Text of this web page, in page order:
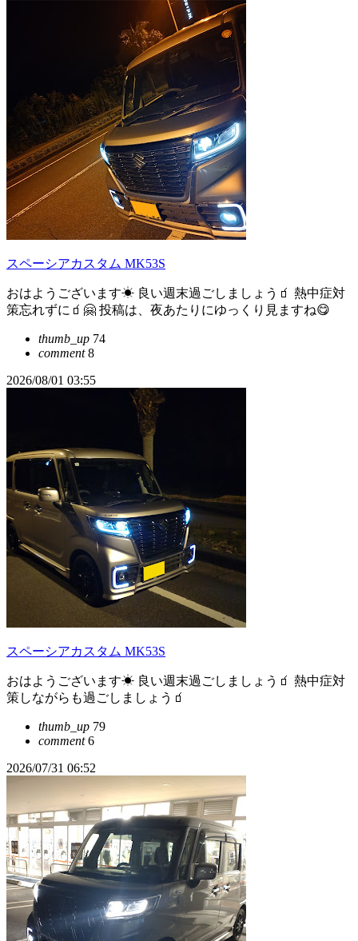
スペーシアカスタム MK53S
おはようございます☀ 良い週末過ごしましょう🧃 熱中症対
策忘れずに🧃🤗 投稿は、夜あたりにゆっくり見ますね😋
thumb_up 74
comment8
2026/08/01 03:55
スペーシアカスタム MK53S
おはようございます☀ 良い週末過ごしましょう🧃 熱中症対
策しながらも過ごしましょう🧃
thumb_up 79
comment6
2026/07/31 06:52